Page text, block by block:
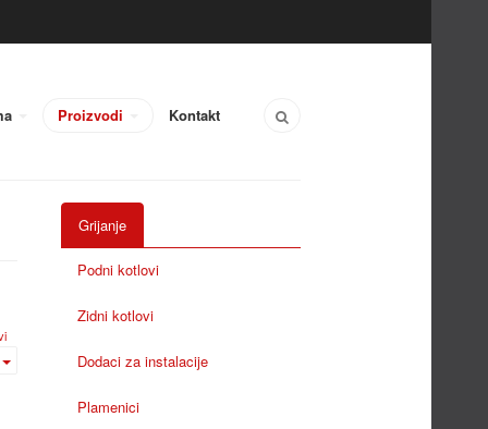
Proizvodi Kontakt
Grijanje
Podni kotlovi
Zidni kotlovi
Dodaci za instalacije
Plamenici